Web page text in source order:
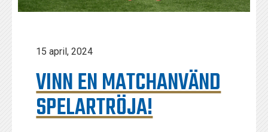
15 april, 2024
VINN EN MATCHANVÄND
SPELARTRÖJA!